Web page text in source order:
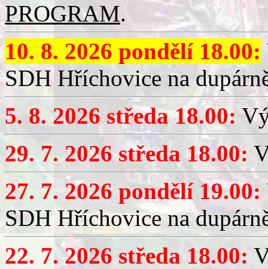
PROGRAM.
10. 8. 2026 pondělí 18.00:
SDH Hříchovice na
5. 8. 2026 středa 18.00:
29. 7. 2026 středa 18.00:
27. 7. 2026 pondělí 19.00:
SDH Hříchovice na
22. 7. 2026 středa 18.00: